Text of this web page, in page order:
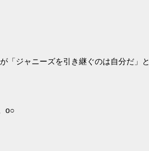
「ジャニーズを引き継ぐのは自分だ
o○